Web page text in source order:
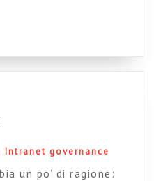
tra di loro con
ecc. Sul
Intranet governance
un po’ di ragione: